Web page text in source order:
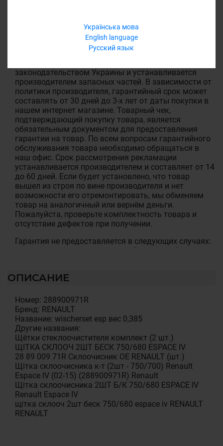
Українська мова
English language
Русский язык
На весь товар в нашем магазине предоставляется
законодательством Украины и устанавливается
производителем запасных частей. В зависимости от
политики производителя, гарантийный срок может
составлять от 30 дней до 3-х лет от даты покупки в
нашем интернет магазине. Товарный чек,
подтверждающий покупку товара, является
обязательным документом для предоставления
гарантии на товар. По всем вопросам гарантийного
обслуживания товара необходимо обращаться в
наш офис. Срок рассмотрения рекламации
устанавливается производителем и составляет от 14
до 60 дней. Если будет установлено, что товар
вышел из строя по вине производителя и нет
возможности его отремонтировать, мы обменяем
товар на аналогичный или вернём деньги.
Пожалуйста, проверьте комплектность товара и
отсутствие дефектов при получении.
Гарантия не предоставляется в следующих случаях:
нарушена сохранность гарантийных пломб; есть
неосторожных действий покупателя или третьих лиц;
эксплуатационных документах; было произведено
несанкционированное вскрытие, ремонт или
изменены внутренние коммуникации и компоненты
товара, изменена конструкция или схемы товара
установка детали была произведена клиентом
самостоятельно или на СТО не имеющем
сертификата на проведення данного вида робот.
Гарантийные обязательства не распространяются на
следующие неисправности: естественный износ или
исчерпание ресурса; случайные повреждения,
причиненные клиентом или повреждения, возникшие
вследствие небрежного отношения или
использования (воздействие жидкости,
ОПИСАНИЕ
Номер: 288900971R
Бренд: RENAULT
Название: wischerset esp вес 0,385
Другие названия:
Щётки стеклоочистителя комплект (2 шт.)
ЩІТКА СКЛООЧ 2ШТ БЕСК 750/680 ESPACE IV
28 89 009 71R Склоочисник OE RENAULT (шт.)
Щітка склоочисника к-т (2шт - 750/700) Renault
Espace IV (02-15) (288900971R) Renault
Щітка склоочисника 2ШТ Б/К 750/680 ESPACE IV
Renault Espace IV
щітка склооч 2шт беск 750/680 espace iv RENAULT
RENAULT